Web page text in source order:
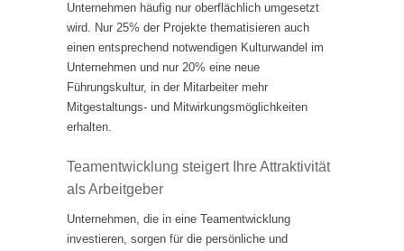
Unternehmen häufig nur oberflächlich umgesetzt
wird. Nur 25% der Projekte thematisieren auch
einen entsprechend notwendigen Kulturwandel im
Unternehmen und nur 20% eine neue
Führungskultur, in der Mitarbeiter mehr
Mitgestaltungs- und Mitwirkungsmöglichkeiten
erhalten.
Teamentwicklung steigert Ihre Attraktivität
als Arbeitgeber
Unternehmen, die in eine Teamentwicklung
investieren, sorgen für die persönliche und